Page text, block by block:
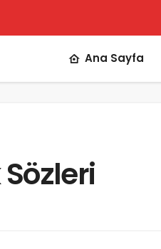
Ana Sayfa